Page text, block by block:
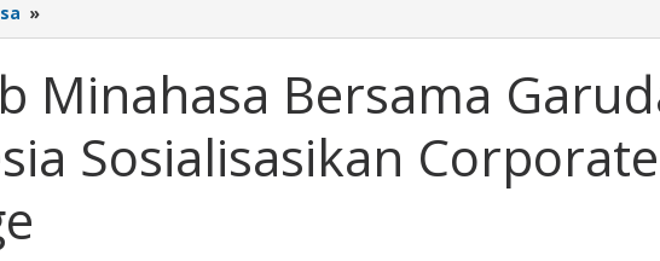
»
Minahasa
Garuda
Indonesia
Sosialisasikan
Corporate
Minahasa Bersama
Sosialisasikan Corporate